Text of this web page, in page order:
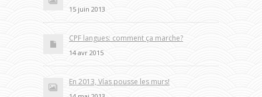
15 juin 2013
CPF langues: comment ça marche?
14 avr 2015
En 2013, Vías pousse les murs!